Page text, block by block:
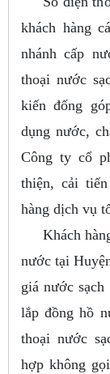
khách hàng
nhánh cấp
thoại nước
kiến đống
dụng nước,
Công ty cổ
thiện, cải
hàng dịch vụ
Khách hàng
nước tại
giá nước
lắp đồng hồ
thoại nước
hợp không